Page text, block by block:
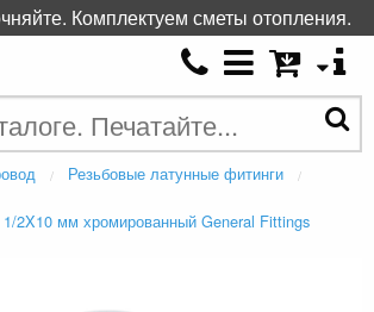
Резьбовые латунные фитинги
2X10 мм хромированный General Fittings
Комплектуем сметы отопления.